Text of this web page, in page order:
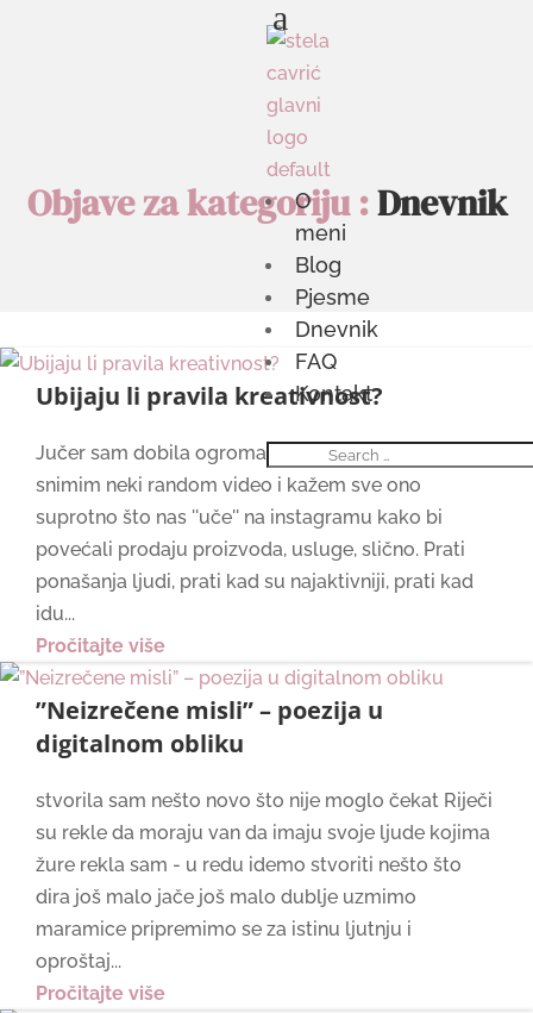
O
meni
Blog
Pjesme
Dnevnik
FAQ
Kontakt
a
Objave za kategoriju :Dnevnik
Ubijaju li pravila kreativnost?
Jučer sam dobila ogroman nalet inspiracije da
snimim neki random video i kažem sve ono
suprotno što nas ''uče'' na instagramu kako bi
povećali prodaju proizvoda, usluge, slično. Prati
ponašanja ljudi, prati kad su najaktivniji, prati kad
idu...
Pročitajte više
”Neizrečene misli” – poezija u
digitalnom obliku
stvorila sam nešto novo što nije moglo čekat Riječi
su rekle da moraju van da imaju svoje ljude kojima
žure rekla sam - u redu idemo stvoriti nešto što
dira još malo jače još malo dublje uzmimo
maramice pripremimo se za istinu ljutnju i
oproštaj...
Pročitajte više